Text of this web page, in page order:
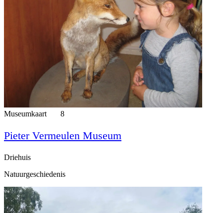
Museumkaart 8
Pieter Vermeulen Museum
Driehuis
Natuurgeschiedenis